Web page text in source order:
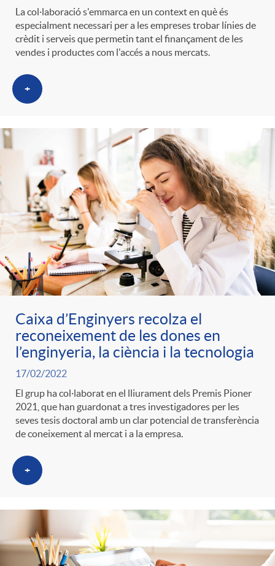
La col·laboració s'emmarca en un context en què és
especialment necessari per a les empreses trobar línies de
crèdit i serveis que permetin tant el finançament de les
vendes i productes com l'accés a nous mercats.
+
Caixa d’Enginyers recolza el
reconeixement de les dones en
l’enginyeria, la ciència i la tecnologia
17/02/2022
El grup ha col·laborat en el lliurament dels Premis Pioner
2021, que han guardonat a tres investigadores per les
seves tesis doctoral amb un clar potencial de transferència
de coneixement al mercat i a la empresa.
+